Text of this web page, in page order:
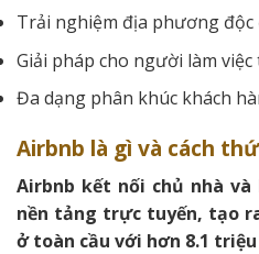
Trải nghiệm địa phương độc
Giải pháp cho người làm việc
Đa dạng phân khúc khách
Airbnb là gì và cách
Airbnb kết nối chủ nhà
nền tảng trực tuyến, tạo
ở toàn cầu với hơn 8.1